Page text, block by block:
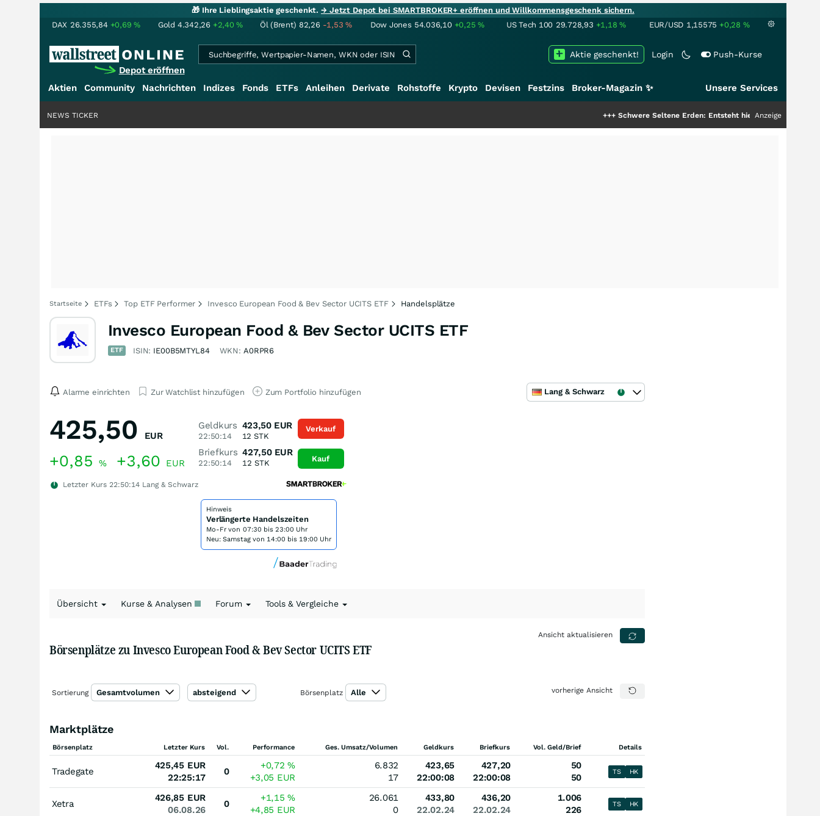
🎁 Ihre Lieblingsaktie geschenkt.→ Jetzt Depot bei SMARTBROKER+ eröffnen und Willkommensgeschenk sichern.
DAX 26.355,84 +0,69% Gold 4.342,26 +2,40% Öl (Brent) 82,26 -1,53% Dow Jones 54.036,10 +0,25% US Tech 100 29.728,93 +1,18% EUR/USD 1,15575 +0,28 %
Depot eröffnen
Login Push-Kurse
Aktie geschenkt!
Aktien Community Nachrichten Indizes Fonds ETFs Anleihen Derivate Rohstoffe Krypto Devisen Festzins Broker-Magazin ✨ Unsere Services
Schwere Seltene Erden: Entsteht hier die nächsteAnzeige
NEWS TICKER
Startseite ETFs Top ETF Performer Invesco European Food & Bev Sector UCITS ETF Handelsplätze
Invesco European Food & Bev Sector UCITS ETF
ETF ISIN: IE00B5MTYL84 WKN: A0RPR6
Alarme einrichten Zur Watchlist hinzufügen Zum Portfolio hinzufügen Lang & Schwarz
425,50 EUR
+0,85 % +3,60 EUR
Letzter Kurs 22:50:14 Lang & Schwarz
Geldkurs
22:50:14
423,50 EUR
12 STK
Briefkurs
22:50:14
427,50 EUR
12 STK
Verkauf
Kauf
Hinweis
Verlängerte Handelszeiten
Mo-Fr von 07:30 bis 23:00 Uhr
Neu: Samstag von 14:00 bis 19:00 Uhr
Übersicht Kurse & Analysen Forum Tools & Vergleiche
Börsenplätze zu Invesco European Food & Bev Sector UCITS ETF
Ansicht aktualisieren
Sortierung Gesamtvolumen absteigend Börsenplatz Alle vorherige Ansicht
Marktplätze
Börsenplatz Letzter Kurs Vol. Performance Ges. Umsatz/Volumen Geldkurs Briefkurs Vol. Geld/Brief Details
Tradegate
425,45 EUR
22:25:17
0
+0,72%
+3,05 EUR
6.832
17
423,65
22:00:08
427,20
22:00:08
50
50
TS HK
Xetra
426,85 EUR
06.08.26
0
+1,15%
+4,85 EUR
26.061
0
433,80
22.02.24
436,20
22.02.24
1.006
226
TS HK